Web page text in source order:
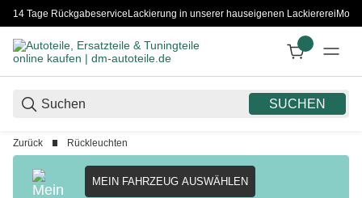
14 Tage RückgabeserviceLackierung in unserer hauseigenen Lackiererei
SUCHEN
Zurück Rückleuchten
MEIN FAHRZEUG AUSWÄHLEN